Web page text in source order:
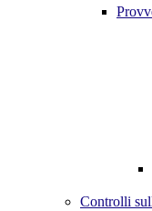
Controlli